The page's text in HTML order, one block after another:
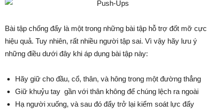
Bài tập chống đẩy là một trong những bài tập hỗ trợ đốt mỡ cực
hiệu quả. Tuy nhiên, rất nhiều người tập sai. Vì vậy hãy lưu ý
những điều dưới đây khi áp dụng bài tập này:
Hãy giữ cho đầu, cổ, thân, và hông trong một đường thẳng
Giữ khuỷu tay gần với thân không để chúng lệch ra ngoài
Hạ người xuống, và sau đó đẩy trở lại kiểm soát lực đẩy